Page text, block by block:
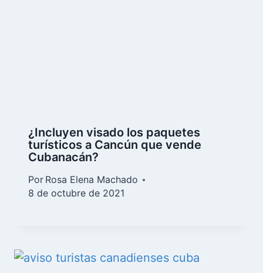
¿Incluyen visado los paquetes
turísticos a Cancún que vende
Cubanacán?
Por Rosa Elena Machado
8 de octubre de 2021